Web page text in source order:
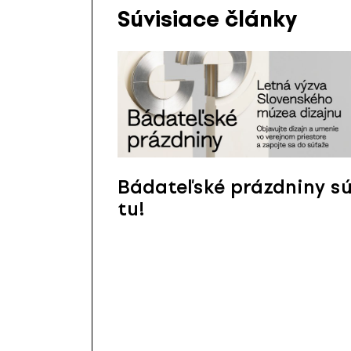
Súvisiace články
Bádateľské prázdniny
tu!